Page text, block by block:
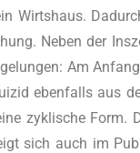
Wirts­haus.
Neben der
Am
eben­falls aus
zykli­sche Form.
sich auch im